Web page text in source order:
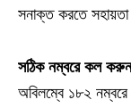
সনাক্ত করতে
সঠিক নম্বরে কল
অবিলম্বে ১৮২